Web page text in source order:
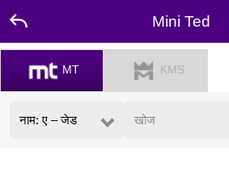
Mini Ted
MT KMS